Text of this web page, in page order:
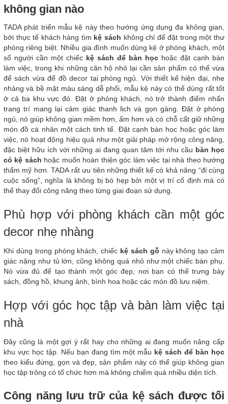
không gian nào
TADA phát triển mẫu kệ này theo hướng ứng dụng đa không gian,
bởi thực tế khách hàng tìm kệ sách không chỉ để đặt trong một thư
phòng riêng biệt. Nhiều gia đình muốn dùng kệ ở phòng khách, một
số người cần một chiếc kệ sách để bàn học hoặc đặt cạnh bàn
làm việc, trong khi những căn hộ nhỏ lại cần sản phẩm có thể vừa
để sách vừa để đồ decor tại phòng ngủ. Với thiết kế hiện đại, nhẹ
nhàng và bề mặt màu sáng dễ phối, mẫu kệ này có thể dùng rất tốt
ở cả ba khu vực đó. Đặt ở phòng khách, nó trở thành điểm nhấn
trang trí mang lại cảm giác thanh lịch và gọn gàng. Đặt ở phòng
ngủ, nó giúp không gian mềm hơn, ấm hơn và có chỗ cất giữ những
món đồ cá nhân một cách tinh tế. Đặt cạnh bàn học hoặc góc làm
việc, nó hoạt động hiệu quả như một giải pháp mở rộng công năng,
đặc biệt hữu ích với những ai đang quan tâm tới nhu cầu bàn học
có kệ sách hoặc muốn hoàn thiện góc làm việc tại nhà theo hướng
thẩm mỹ hơn. TADA rất ưu tiên những thiết kế có khả năng “đi cùng
cuộc sống”, nghĩa là không bị bó hẹp bởi một vị trí cố định mà có
thể thay đổi công năng theo từng giai đoạn sử dụng.
Phù hợp với phòng khách cần một góc
decor nhẹ nhàng
Khi dùng trong phòng khách, chiếc kệ sách gỗ này không tạo cảm
giác nặng như tủ lớn, cũng không quá nhỏ như một chiếc bàn phụ.
Nó vừa đủ để tạo thành một góc đẹp, nơi bạn có thể trưng bày
sách, đồng hồ, khung ảnh, bình hoa hoặc các món đồ lưu niệm.
Hợp với góc học tập và bàn làm việc tại
nhà
Đây cũng là một gợi ý rất hay cho những ai đang muốn nâng cấp
khu vực học tập. Nếu bạn đang tìm một mẫu kệ sách để bàn học
theo kiểu đứng, gọn và đẹp, sản phẩm này có thể giúp không gian
học tập trông có tổ chức hơn mà không chiếm quá nhiều diện tích.
Công năng lưu trữ của kệ sách được tối